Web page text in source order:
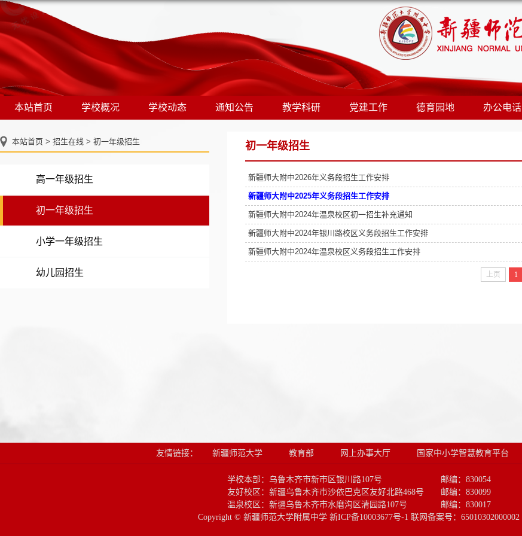
本站首页 学校概况 学校动态 通知公告 教学科研 党建工作 德育园地 办公电话
本站首页 > 招生在线 > 初一年级招生
高一年级招生
初一年级招生
小学一年级招生
幼儿园招生
初一年级招生
新疆师大附中2026年义务段招生工作安排
新疆师大附中2025年义务段招生工作安排
新疆师大附中2024年温泉校区初一招生补充通知
新疆师大附中2024年银川路校区义务段招生工作安排
新疆师大附中2024年温泉校区义务段招生工作安排
上页 1
友情链接： 新疆师范大学 教育部 网上办事大厅 国家中小学智慧教育平台
学校本部：乌鲁木齐市新市区银川路107号 邮编：830054
友好校区：新疆乌鲁木齐市沙依巴克区友好北路468号 邮编：830099
温泉校区：新疆乌鲁木齐市水磨沟区清园路107号 邮编：830017
Copyright © 新疆师范大学附属中学 新ICP备10003677号-1 联网备案号：65010302000002